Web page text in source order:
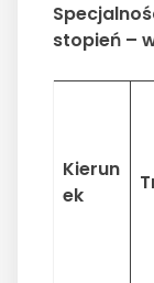
stopień –
Kierun
ek